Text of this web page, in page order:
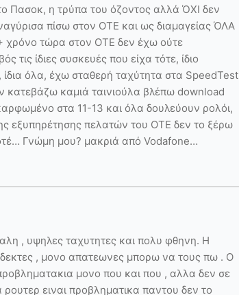
Πασοκ, η τρύπα του όζοντος αλλά ΌΧΙ δεν
πίσω στον ΟΤΕ και ως διαμαγείας ΌΛΑ
χρόνο τώρα στον ΟΤΕ δεν έχω ούτε
τις ίδιες συσκευές που είχα τότε, ίδιο
ίδια όλα, έχω σταθερή ταχύτητα στα SpeedTest
κατεβάζω καμιά ταινιούλα βλέπω download
στα 11-13 και όλα δουλεύουν ρολόι,
εξυπηρέτησης πελατών του ΟΤΕ δεν το ξέρω
Γνώμη μου? μακριά από Vodafone…
, υψηλες ταχυτητες και πολυ φθηνη. Η
, μονο απατεωνες μπορω να τους πω . Ο
μονο που και που , αλλα δεν σε
ειναι προβληματικα παντου δεν το